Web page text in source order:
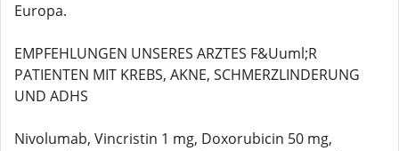
Europa.
EMPFEHLUNGEN UNSERES ARZTES F&Uuml;R
PATIENTEN MIT KREBS, AKNE, SCHMERZLINDERUNG
UND ADHS
Nivolumab, Vincristin 1 mg, Doxorubicin 50 mg,